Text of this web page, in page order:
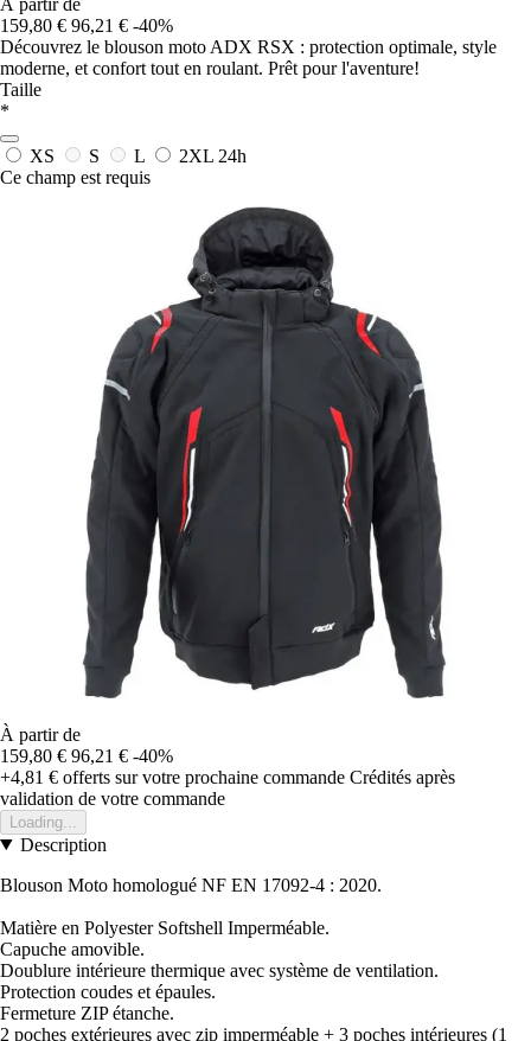
159,80 € 96,21 € -40%
Découvrez le blouson moto ADX RSX : protection optimale, style
moderne, et confort tout en roulant. Prêt pour l'aventure!
Taille
*
XS S L 2XL 24h
Ce champ est requis
À partir de
159,80 € 96,21 € -40%
+4,81 € offerts sur votre prochaine commande Crédités après
validation de votre commande
Loading...
Description
Blouson Moto homologué NF EN 17092-4 : 2020.
Matière en Polyester Softshell Imperméable.
Capuche amovible.
Doublure intérieure thermique avec système de ventilation.
Protection coudes et épaules.
Fermeture ZIP étanche.
2 poches extérieures avec zip imperméable + 3 poches intérieures (1